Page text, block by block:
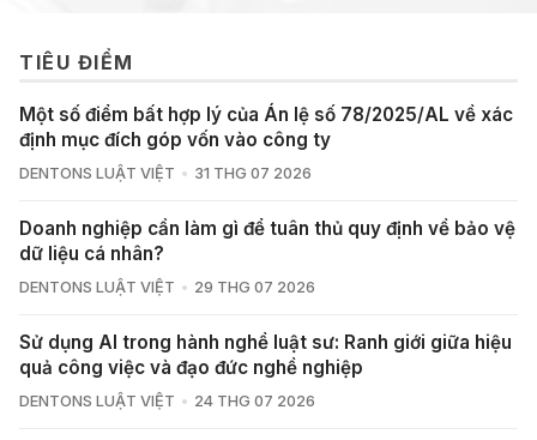
TIÊU ĐIỂM
Một số điểm bất hợp lý của Án lệ số 78/2025/AL về xác
định mục đích góp vốn vào công ty
DENTONS LUẬT VIỆT 31 THG 07 2026
Doanh nghiệp cần làm gì để tuân thủ quy định về bảo vệ
dữ liệu cá nhân?
DENTONS LUẬT VIỆT 29 THG 07 2026
Sử dụng AI trong hành nghề luật sư: Ranh giới giữa hiệu
quả công việc và đạo đức nghề nghiệp
DENTONS LUẬT VIỆT 24 THG 07 2026